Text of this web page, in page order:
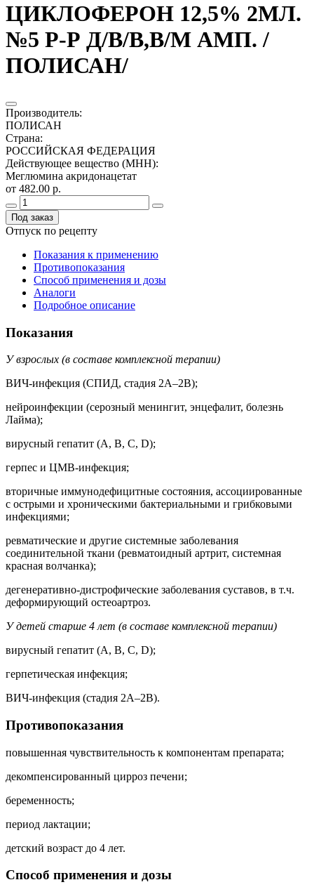
ЦИКЛОФЕРОН 12,5% 2МЛ.
№5 Р-Р Д/В/В,В/М АМП. /
ПОЛИСАН/
Производитель:
ПОЛИСАН
Страна:
РОССИЙСКАЯ ФЕДЕРАЦИЯ
Действующее вещество (МНН):
Меглюмина акридонацетат
от 482.00 р.
Под заказ
Отпуск по рецепту
Показания к применению
Противопоказания
Способ применения и дозы
Аналоги
Подробное описание
Показания
У взрослых (в составе комплексной терапии)
ВИЧ-инфекция (СПИД, стадия 2А–2B);
нейроинфекции (серозный менингит, энцефалит, болезнь
Лайма);
вирусный гепатит (A, B, C, D);
герпес и ЦМВ-инфекция;
вторичные иммунодефицитные состояния, ассоциированные
с острыми и хроническими бактериальными и грибковыми
инфекциями;
ревматические и другие системные заболевания
соединительной ткани (ревматоидный артрит, системная
красная волчанка);
дегенеративно-дистрофические заболевания суставов, в т.ч.
деформирующий остеоартроз.
У детей старше 4 лет (в составе комплексной терапии)
вирусный гепатит (A, B, C, D);
герпетическая инфекция;
ВИЧ-инфекция (стадия 2А–2B).
Противопоказания
повышенная чувствительность к компонентам препарата;
декомпенсированный цирроз печени;
беременность;
период лактации;
детский возраст до 4 лет.
Способ применения и дозы